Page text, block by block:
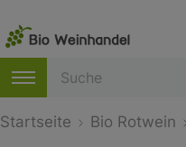
Startseite Bio Rotwein